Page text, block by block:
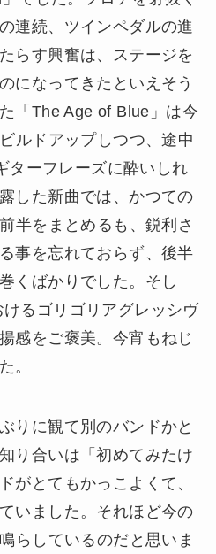
連続、ツインペダルの進
らす興奮は、ステージを
になってきたといえそう
「The Age of Blue」は今
ルドアップしつつ、途中
ターフレーズに酔いしれ
した新曲では、かつての
半をまとめるも、鋭利さ
事を忘れておらず、後半
くばかりでした。そし
るゴリゴリアグレッシヴ
感をご褒美。今宵もねじ
。
りに観て別のバンドかと
り合いは「初めてみたけ
がとてもかっこよくて、
いました。それほど今の
らしているのだと思いま